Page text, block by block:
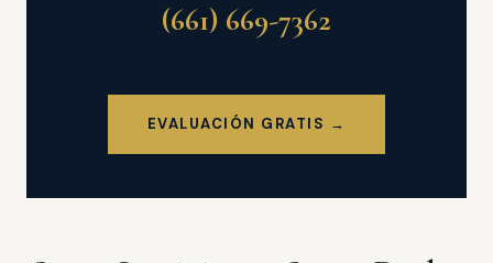
(661) 669-7362
EVALUACIÓN GRATIS →